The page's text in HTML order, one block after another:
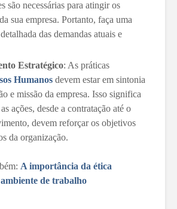
são necessárias para atingir os
sua empresa. Portanto, faça uma
das demandas atuais e
Estratégico: As práticas
Humanos devem estar em sintonia
e missão da empresa. Isso significa
ações, desde a contratação até o
devem reforçar os objetivos
da organização.
A importância da ética
de trabalho